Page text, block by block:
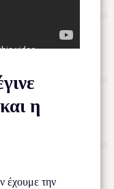
η
έχουμε την